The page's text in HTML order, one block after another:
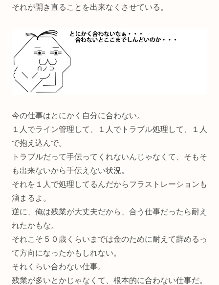
それが開き直ることを出来なくさせている。
今の仕事はとにかく自分に合わない。
１人でライン管理して、１人でトラブル処理して、１人
で抱え込んで。
トラブルだって手伝ってくれないんじゃなくて、そもそ
も出来ないから手伝えない状況。
それを１人で処理してるんだからフラストレーションも
溜まるよ。
逆に、俺は残業が大丈夫だから、合う仕事だったら耐え
れたかもな。
それこそ５０歳くらいまでは金のために耐えて辞めるっ
て方向になったかもしれない。
それくらい合わない仕事。
残業が多いとかじゃなくて、根本的に合わない仕事だ。